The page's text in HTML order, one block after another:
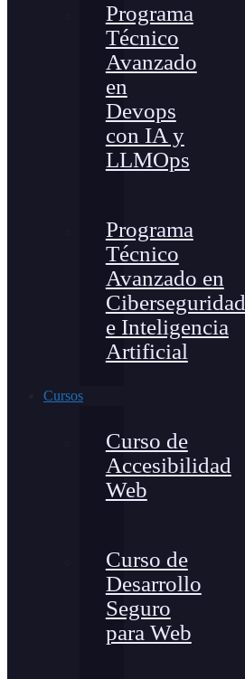
Programa
Técnico
Avanzado
en
Devops
con IA y
LLMOps
Programa
Técnico
Avanzado en
Ciberseguridad
e Inteligencia
Artificial
Cursos
Curso de
Accesibilidad
Web
Curso de
Desarrollo
Seguro
para Web